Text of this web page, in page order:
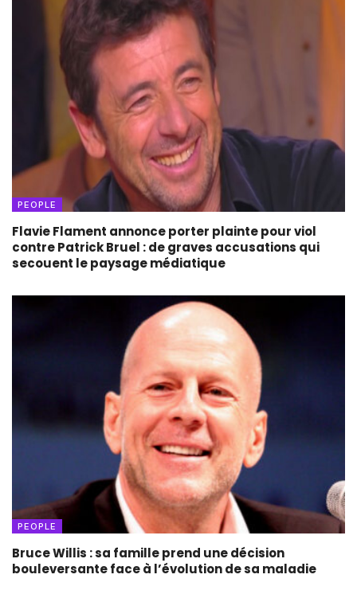
PEOPLE
Flavie Flament annonce porter plainte pour viol
contre Patrick Bruel : de graves accusations qui
secouent le paysage médiatique
PEOPLE
Bruce Willis : sa famille prend une décision
bouleversante face à l’évolution de sa maladie